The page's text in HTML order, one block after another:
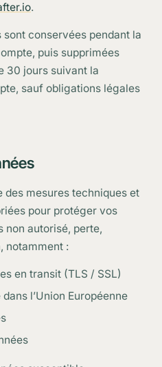
.
conservées pendant la
puis supprimées
30 jours suivant la
sauf obligations légales
mesures techniques et
pour protéger vos
non autorisé, perte,
notamment :
en transit (TLS / SSL)
l’Union Européenne